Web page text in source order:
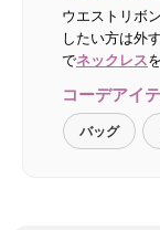
ウエストリボ
したい方は外
でネックレス
コーデアイ
バッグ